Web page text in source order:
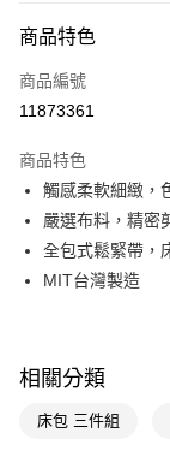
POYA支付
信用卡一次付款
Apple Pay
街口支付
悠遊付
相關說明
【關於「AFTEE先享
商品特色
商品編號
11873361
商品特色
觸感柔軟細緻，
嚴選布料，精密
全包式鬆緊帶，
MIT台灣製造
相關分類
床包 三件組